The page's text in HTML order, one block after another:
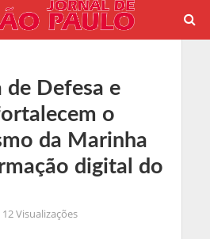
de Defesa e
o
da Marinha
digital do
12 Visualizações